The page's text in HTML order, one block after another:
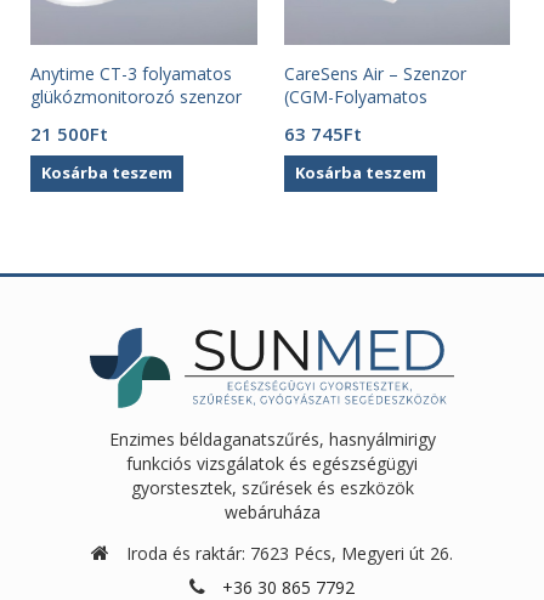
Anytime CT-3 folyamatos
glükózmonitorozó szenzor
21 500Ft
Kosárba teszem
CareSens Air – Szenzor
(CGM-Folyamatos
) 2 db
63 745Ft
Kosárba teszem
Enzimes béldaganatszűrés, hasnyálmirigy
funkciós vizsgálatok és egészségügyi
gyorstesztek, szűrések és eszközök
webáruháza
Iroda és raktár: 7623 Pécs, Megyeri út 26.
+36 30 865 7792